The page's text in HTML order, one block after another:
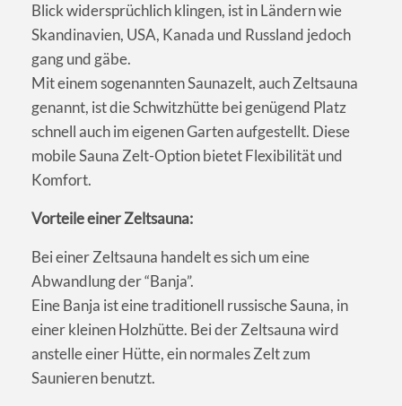
Blick widersprüchlich klingen, ist in Ländern wie
Skandinavien, USA, Kanada und Russland jedoch
gang und gäbe.
Mit einem sogenannten Saunazelt, auch Zeltsauna
genannt, ist die Schwitzhütte bei genügend Platz
schnell auch im eigenen Garten aufgestellt. Diese
mobile Sauna Zelt-Option bietet Flexibilität und
Komfort.
Vorteile einer Zeltsauna:
Bei einer Zeltsauna handelt es sich um eine
Abwandlung der “Banja”.
Eine Banja ist eine traditionell russische Sauna, in
einer kleinen Holzhütte. Bei der Zeltsauna wird
anstelle einer Hütte, ein normales Zelt zum
Saunieren benutzt.